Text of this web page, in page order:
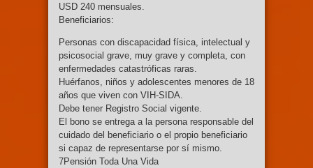
USD 240 mensuales.
Beneficiarios:
Personas con discapacidad física, intelectual y
psicosocial grave, muy grave y completa, con
enfermedades catastróficas raras.
Huérfanos, niños y adolescentes menores de 18
años que viven con VIH-SIDA.
Debe tener Registro Social vigente.
El bono se entrega a la persona responsable del
cuidado del beneficiario o el propio beneficiario
si capaz de representarse por sí mismo.
7Pensión Toda Una Vida